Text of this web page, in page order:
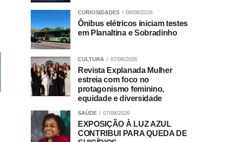
CURIOSIDADES 08/08/2026
Ônibus elétricos iniciam testes
em Planaltina e Sobradinho
CULTURA 07/08/2026
Revista Explanada Mulher
estreia com foco no
protagonismo feminino,
equidade e diversidade
SAÚDE 07/08/2026
EXPOSIÇÃO À LUZ AZUL
CONTRIBUI PARA QUEDA DE